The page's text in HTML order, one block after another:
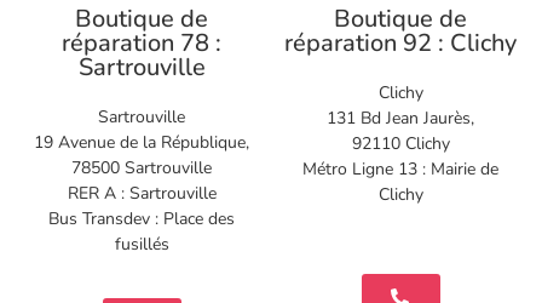
Boutique de
réparation 78 :
Sartrouville
Sartrouville
19 Avenue de la République,
78500 Sartrouville
RER A : Sartrouville
Bus Transdev : Place des
fusillés
Boutique de
réparation 92 : Clichy
Clichy
131 Bd Jean Jaurès,
92110 Clichy
Métro Ligne 13 : Mairie de
Clichy